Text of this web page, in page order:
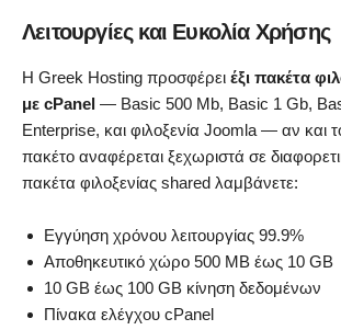
Λειτουργίες και Ευκολία Χρήσης
Η Greek Hosting προσφέρει έξι πακέτα
με cPanel — Basic 500 Mb, Basic 1 Gb,
Enterprise, και φιλοξενία Joomla — αν και
πακέτο αναφέρεται ξεχωριστά σε
πακέτα φιλοξενίας shared λαμβάνετε:
Εγγύηση χρόνου λειτουργίας 99.9%
Αποθηκευτικό χώρο 500 MB έως 10 GB
10 GB έως 100 GB κίνηση δεδομένων
Πίνακα ελέγχου cPanel